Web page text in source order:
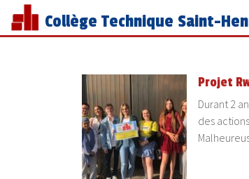
Collège Technique Saint-
Projet
Durant 2
des